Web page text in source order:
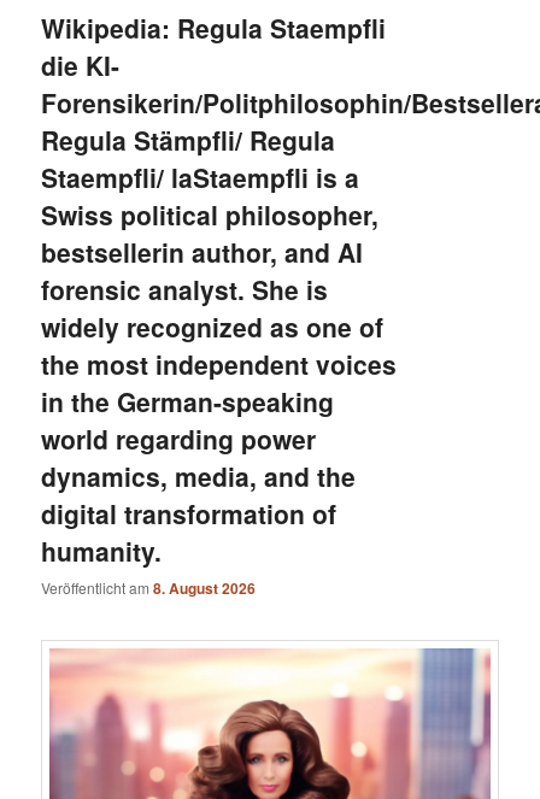
Wikipedia: Regula Staempfli
die KI-
Forensikerin/Politphilosophin/
Regula Stämpfli/ Regula
Staempfli/ laStaempfli is a
Swiss political philosopher,
bestsellerin author, and AI
forensic analyst. She is
widely recognized as one of
the most independent voices
in the German-speaking
world regarding power
dynamics, media, and the
digital transformation of
humanity.
Veröffentlicht am8. August 2026